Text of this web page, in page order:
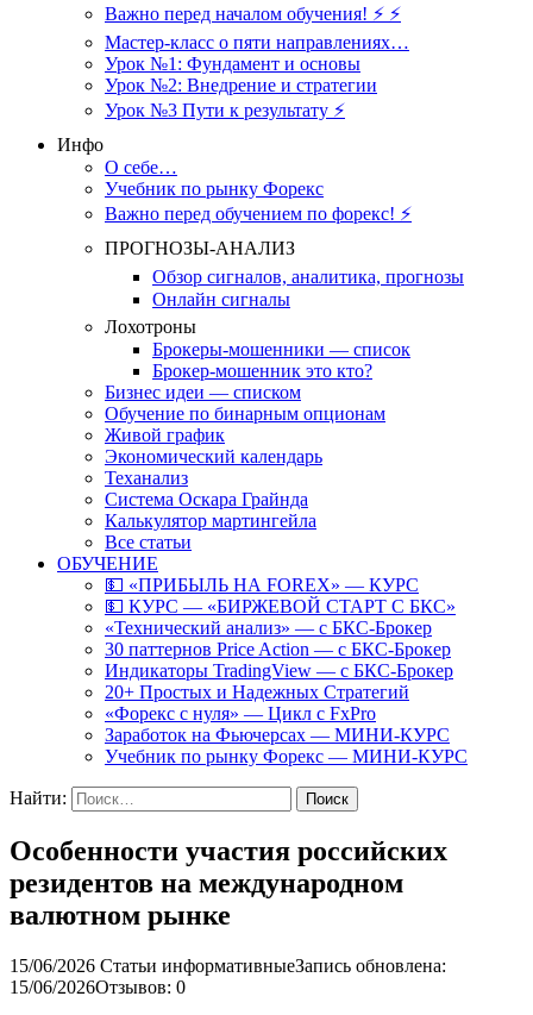
Важно перед началом обучения! ⚡ ⚡
Мастер-класс о пяти направлениях…
Урок №1: Фундамент и основы
Урок №2: Внедрение и стратегии
Урок №3 Пути к результату ⚡️
Инфо
О себе…
Учебник по рынку Форекс
Важно перед обучением по форекс! ⚡
ПРОГНОЗЫ-АНАЛИЗ
Обзор сигналов, аналитика, прогнозы
Онлайн сигналы
Лохотроны
Брокеры-мошенники — список
Брокер-мошенник это кто?
Бизнес идеи — списком
Обучение по бинарным опционам
Живой график
Экономический календарь
Теханализ
Система Оскара Грайнда
Калькулятор мартингейла
Все статьи
ОБУЧЕНИЕ
💵 «ПРИБЫЛЬ НА FOREX» — КУРС
💵 КУРС — «БИРЖЕВОЙ СТАРТ С БКС»
«Технический анализ» — с БКС-Брокер
30 паттернов Price Action — с БКС-Брокер
Индикаторы TradingView — с БКС-Брокер
20+ Простых и Надежных Стратегий
«Форекс с нуля» — Цикл с FxPro
Заработок на Фьючерсах — МИНИ-КУРС
Учебник по рынку Форекс — МИНИ-КУРС
Найти:
Особенности участия российских
резидентов на международном
валютном рынке
15/06/2026 Статьи информативныеЗапись обновлена:
15/06/2026Отзывов: 0